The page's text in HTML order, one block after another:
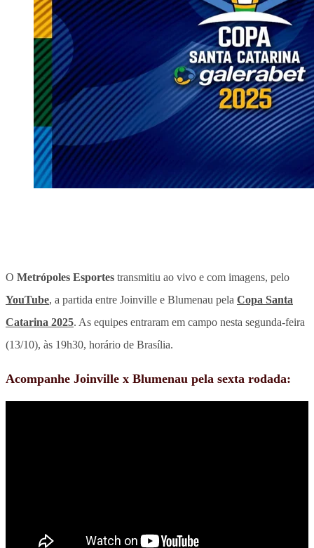
O Metrópoles Esportes transmitiu ao vivo e com imagens, pelo
YouTube, a partida entre Joinville e Blumenau pela Copa Santa
Catarina 2025. As equipes entraram em campo nesta segunda-feira
(13/10), às 19h30, horário de Brasília.
Acompanhe Joinville x Blumenau pela sexta rodada: